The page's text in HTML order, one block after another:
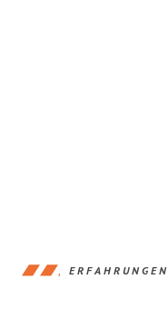
ERFAHRUNGEN